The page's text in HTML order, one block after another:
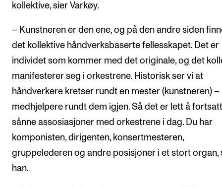
kollektive, sier Varkøy.
– Kunstneren er den ene, og på den andre siden
det kollektive håndverksbaserte fellesskapet. Det er
individet som kommer med det originale, og det
manifesterer seg i orkestrene. Historisk ser vi at
håndverkere kretser rundt en mester (kunstneren) –
medhjelpere rundt dem igjen. Så det er lett å
sånne assosiasjoner med orkestrene i dag. Du har
komponisten, dirigenten, konsertmesteren,
gruppelederen og andre posisjoner i et stort organ,
han.